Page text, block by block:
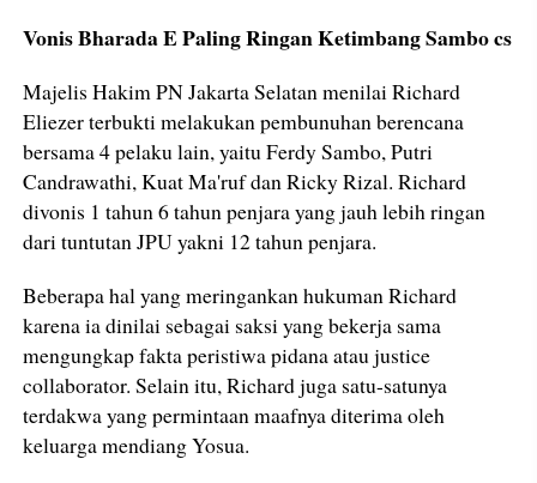
Vonis Bharada E Paling Ringan Ketimbang Sambo cs
Majelis Hakim PN Jakarta Selatan menilai Richard
Eliezer terbukti melakukan pembunuhan berencana
bersama 4 pelaku lain, yaitu Ferdy Sambo, Putri
Candrawathi, Kuat Ma'ruf dan Ricky Rizal. Richard
divonis 1 tahun 6 tahun penjara yang jauh lebih ringan
dari tuntutan JPU yakni 12 tahun penjara.
Beberapa hal yang meringankan hukuman Richard
karena ia dinilai sebagai saksi yang bekerja sama
mengungkap fakta peristiwa pidana atau justice
collaborator. Selain itu, Richard juga satu-satunya
terdakwa yang permintaan maafnya diterima oleh
keluarga mendiang Yosua.